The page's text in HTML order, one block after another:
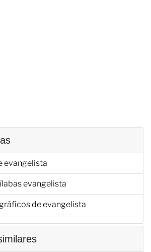
evangelista
evangelista
de evangelista